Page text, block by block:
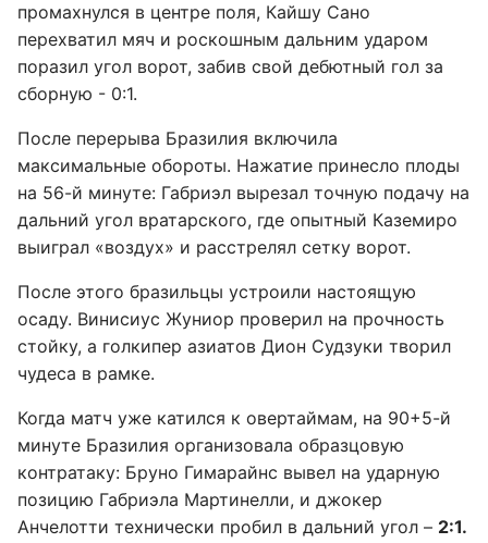
промахнулся в центре поля, Кайшу Сано
перехватил мяч и роскошным дальним ударом
поразил угол ворот, забив свой дебютный гол за
сборную - 0:1.
После перерыва Бразилия включила
максимальные обороты. Нажатие принесло плоды
на 56-й минуте: Габриэл вырезал точную подачу на
дальний угол вратарского, где опытный Каземиро
выиграл «воздух» и расстрелял сетку ворот.
После этого бразильцы устроили настоящую
осаду. Винисиус Жуниор проверил на прочность
стойку, а голкипер азиатов Дион Судзуки творил
чудеса в рамке.
Когда матч уже катился к овертаймам, на 90+5-й
минуте Бразилия организовала образцовую
контратаку: Бруно Гимарайнс вывел на ударную
позицию Габриэла Мартинелли, и джокер
Анчелотти технически пробил в дальний угол – 2:1.